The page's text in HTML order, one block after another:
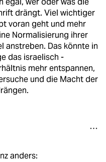
drängt. Viel wichtiger
voran geht und mehr
Normalisierung ihrer
anstreben. Das könnte in
das israelisch -
mehr entspannen,
und die Macht der
anders: